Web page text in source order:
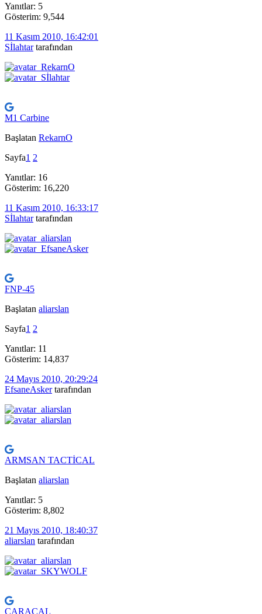
Yanıtlar: 5
Gösterim: 9,544
11 Kasım 2010, 16:42:01
Sİlahtartarafından
M1 Carbine
Başlatan RekarnO
Sayfa1 2
Yanıtlar: 16
Gösterim: 16,220
11 Kasım 2010, 16:33:17
Sİlahtartarafından
FNP-45
Başlatan aliarslan
Sayfa1 2
Yanıtlar: 11
Gösterim: 14,837
24 Mayıs 2010, 20:29:24
EfsaneAskertarafından
ARMSAN TACTİCAL
Başlatan aliarslan
Yanıtlar: 5
Gösterim: 8,802
21 Mayıs 2010, 18:40:37
aliarslan tarafından
CARACAL